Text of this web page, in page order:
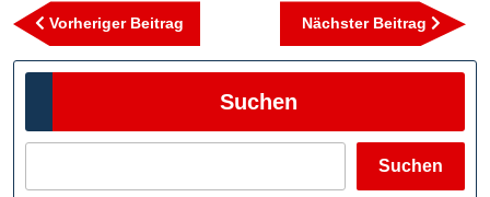
Beitragsnavigation
Vorheriger Beitrag
Beitrag
Nächster Beitrag
Suchen
Suchen